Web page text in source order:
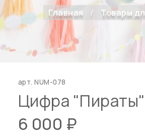
Главная Товары
арт.NUM-078
Цифра "Пираты"
6 000 ₽